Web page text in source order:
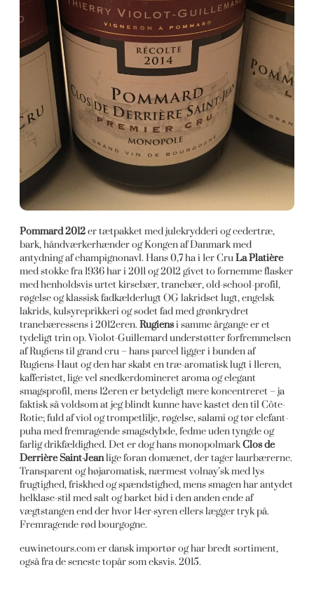
Pommard 2012er tætpakket med julekrydderi og cedertræ,
bark, håndværkerhænder og Kongen af Danmark med
antydning af champignonavl. Hans 0,7 ha i 1er CruLa Platière
med stokke fra 1936 har i 2011 og 2012 givet to fornemme flasker
med henholdsvis urtet kirsebær, tranebær, old-school-profil,
røgelse og klassisk fadkælderlugt OG lakridset lugt, engelsk
lakrids, kulsyreprikkeri og sodet fad med grønkrydret
tranebæressens i 2012eren.Rugiensi samme årgange er et
tydeligt trin op. Violot-Guillemard understøtter forfremmelsen
af Rugiens til grand cru – hans parcel ligger i bunden af
Rugiens-Haut og den har skabt en træ-aromatisk lugt i 11eren,
kafferistet, lige vel snedkerdomineret aroma og elegant
smagsprofil, mens 12eren er betydeligt mere koncentreret – ja
faktisk så voldsom at jeg blindt kunne have kastet den til Côte-
Rotie; fuld af viol og trompetlilje, røgelse, salami og tør elefant-
puha med fremragende smagsdybde, fedme uden tyngde og
farlig drikfældighed. Det er dog hans monopolmarkClos de
Derrière Saint-Jeanlige foran domænet, der tager laurbærerne.
Transparent og højaromatisk, nærmest volnay’sk med lys
frugtighed, friskhed og spændstighed, mens smagen har antydet
helklase-stil med salt og barket bid i den anden ende af
vægtstangen end der hvor 14er-syren ellers lægger tryk på.
Fremragende rød bourgogne.
euwinetours.com er dansk importør og har bredt sortiment,
også fra de seneste topår som eksvis. 2015.